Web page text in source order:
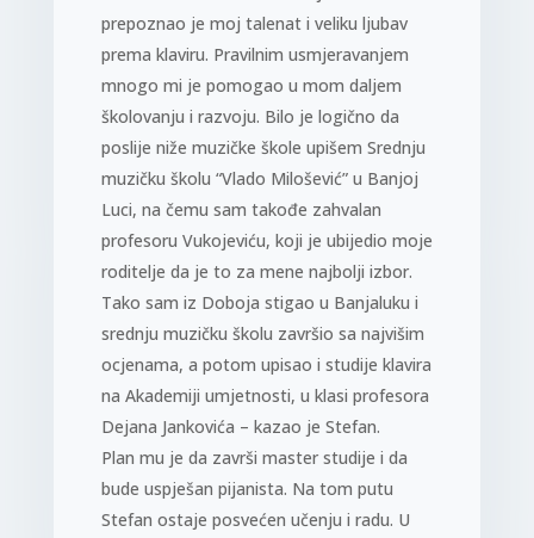
prepoznao je moj talenat i veliku ljubav
prema klaviru. Pravilnim usmjeravanjem
mnogo mi je pomogao u mom daljem
školovanju i razvoju. Bilo je logično da
poslije niže muzičke škole upišem Srednju
muzičku školu “Vlado Milošević” u Banjoj
Luci, na čemu sam takođe zahvalan
profesoru Vukojeviću, koji je ubijedio moje
roditelje da je to za mene najbolji izbor.
Tako sam iz Doboja stigao u Banjaluku i
srednju muzičku školu završio sa najvišim
ocjenama, a potom upisao i studije klavira
na Akademiji umjetnosti, u klasi profesora
Dejana Jankovića – kazao je Stefan.
Plan mu je da završi master studije i da
bude uspješan pijanista. Na tom putu
Stefan ostaje posvećen učenju i radu. U